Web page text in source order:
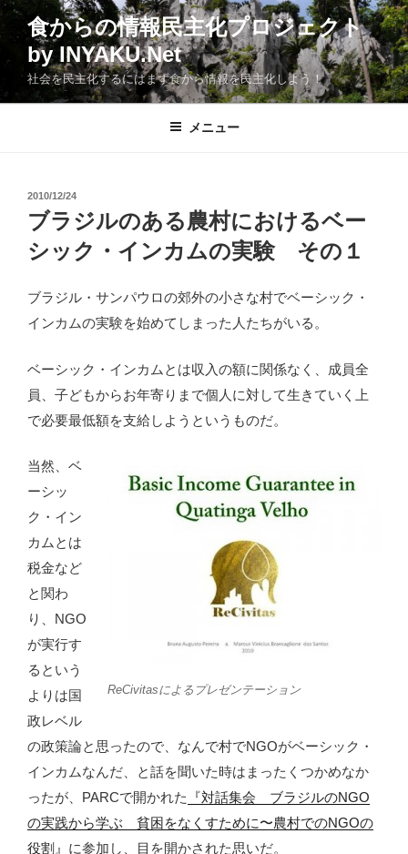
コ
食からの情報民主化プロジェクト
by INYAKU.Net
社会を民主化するにはまず食から情報を民主化しよう！
メニュー
投
日:
2010/12/24
ブラジルのある農村におけるベー
シック・インカムの実験 その１
ブラジル・サンパウロの郊外の小さな村でベーシック・
インカムの実験を始めてしまった人たちがいる。
ベーシック・インカムとは収入の額に関係なく、成員全
員、子どもからお年寄りまで個人に対して生きていく上
で必要最低額を支給しようというものだ。
ReCivitasによるプレゼンテーション
当然、ベ
ーシッ
ク・イン
カムとは
税金など
と関わ
り、NGO
が実行す
るという
よりは国
政レベル
の政策論と思ったので、なんで村でNGOがベーシック・
インカムなんだ、と話を聞いた時はまったくつかめなか
ったが、PARCで開かれた
『対話集会 ブラジルのNGO
の実践から学ぶ 貧困をなくすために〜農村でのNGOの
役割』 に参加し、目を開かされた思いだ。